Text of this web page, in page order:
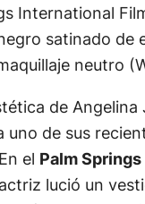
International
satinado de
neutro
de Angelina
uno de sus
el Palm
lució un